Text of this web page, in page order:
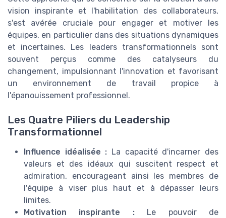
vision inspirante et l'habilitation des collaborateurs,
s'est avérée cruciale pour engager et motiver les
équipes, en particulier dans des situations dynamiques
et incertaines. Les leaders transformationnels sont
souvent perçus comme des catalyseurs du
changement, impulsionnant l'innovation et favorisant
un environnement de travail propice à
l'épanouissement professionnel.
Les Quatre Piliers du Leadership
Transformationnel
Influence idéalisée : La capacité d'incarner des
valeurs et des idéaux qui suscitent respect et
admiration, encourageant ainsi les membres de
l'équipe à viser plus haut et à dépasser leurs
limites.
Motivation inspirante :Le pouvoir de